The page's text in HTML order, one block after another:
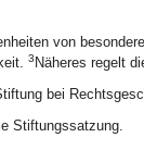
von
3 Näheres regelt
bei
Stiftungssatzung.